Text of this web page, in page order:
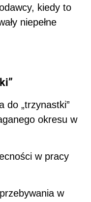
kiedy to
niepełne
do „trzynastki”
okresu w
w pracy
w